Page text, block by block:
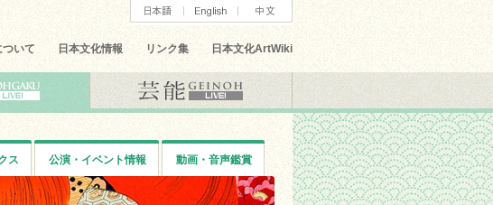
いて 日本文化情報 リンク集 日本文化ArtWiki
ス 公演・イベント情報 動画・音声鑑賞